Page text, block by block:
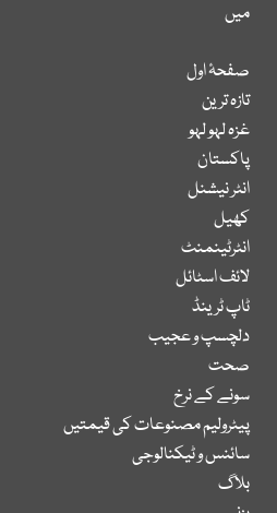
میں
صفحۂ اول
تازہ ترین
غزہ لہو لہو
پاکستان
انٹر نیشنل
کھیل
انٹرٹینمنٹ
لائف اسٹائل
ٹاپ ٹرینڈ
دلچسپ و عجیب
صحت
سونے کے نرخ
پیٹرولیم مصنوعات کی قیمتیں
سائنس و ٹیکنالوجی
بلاگ